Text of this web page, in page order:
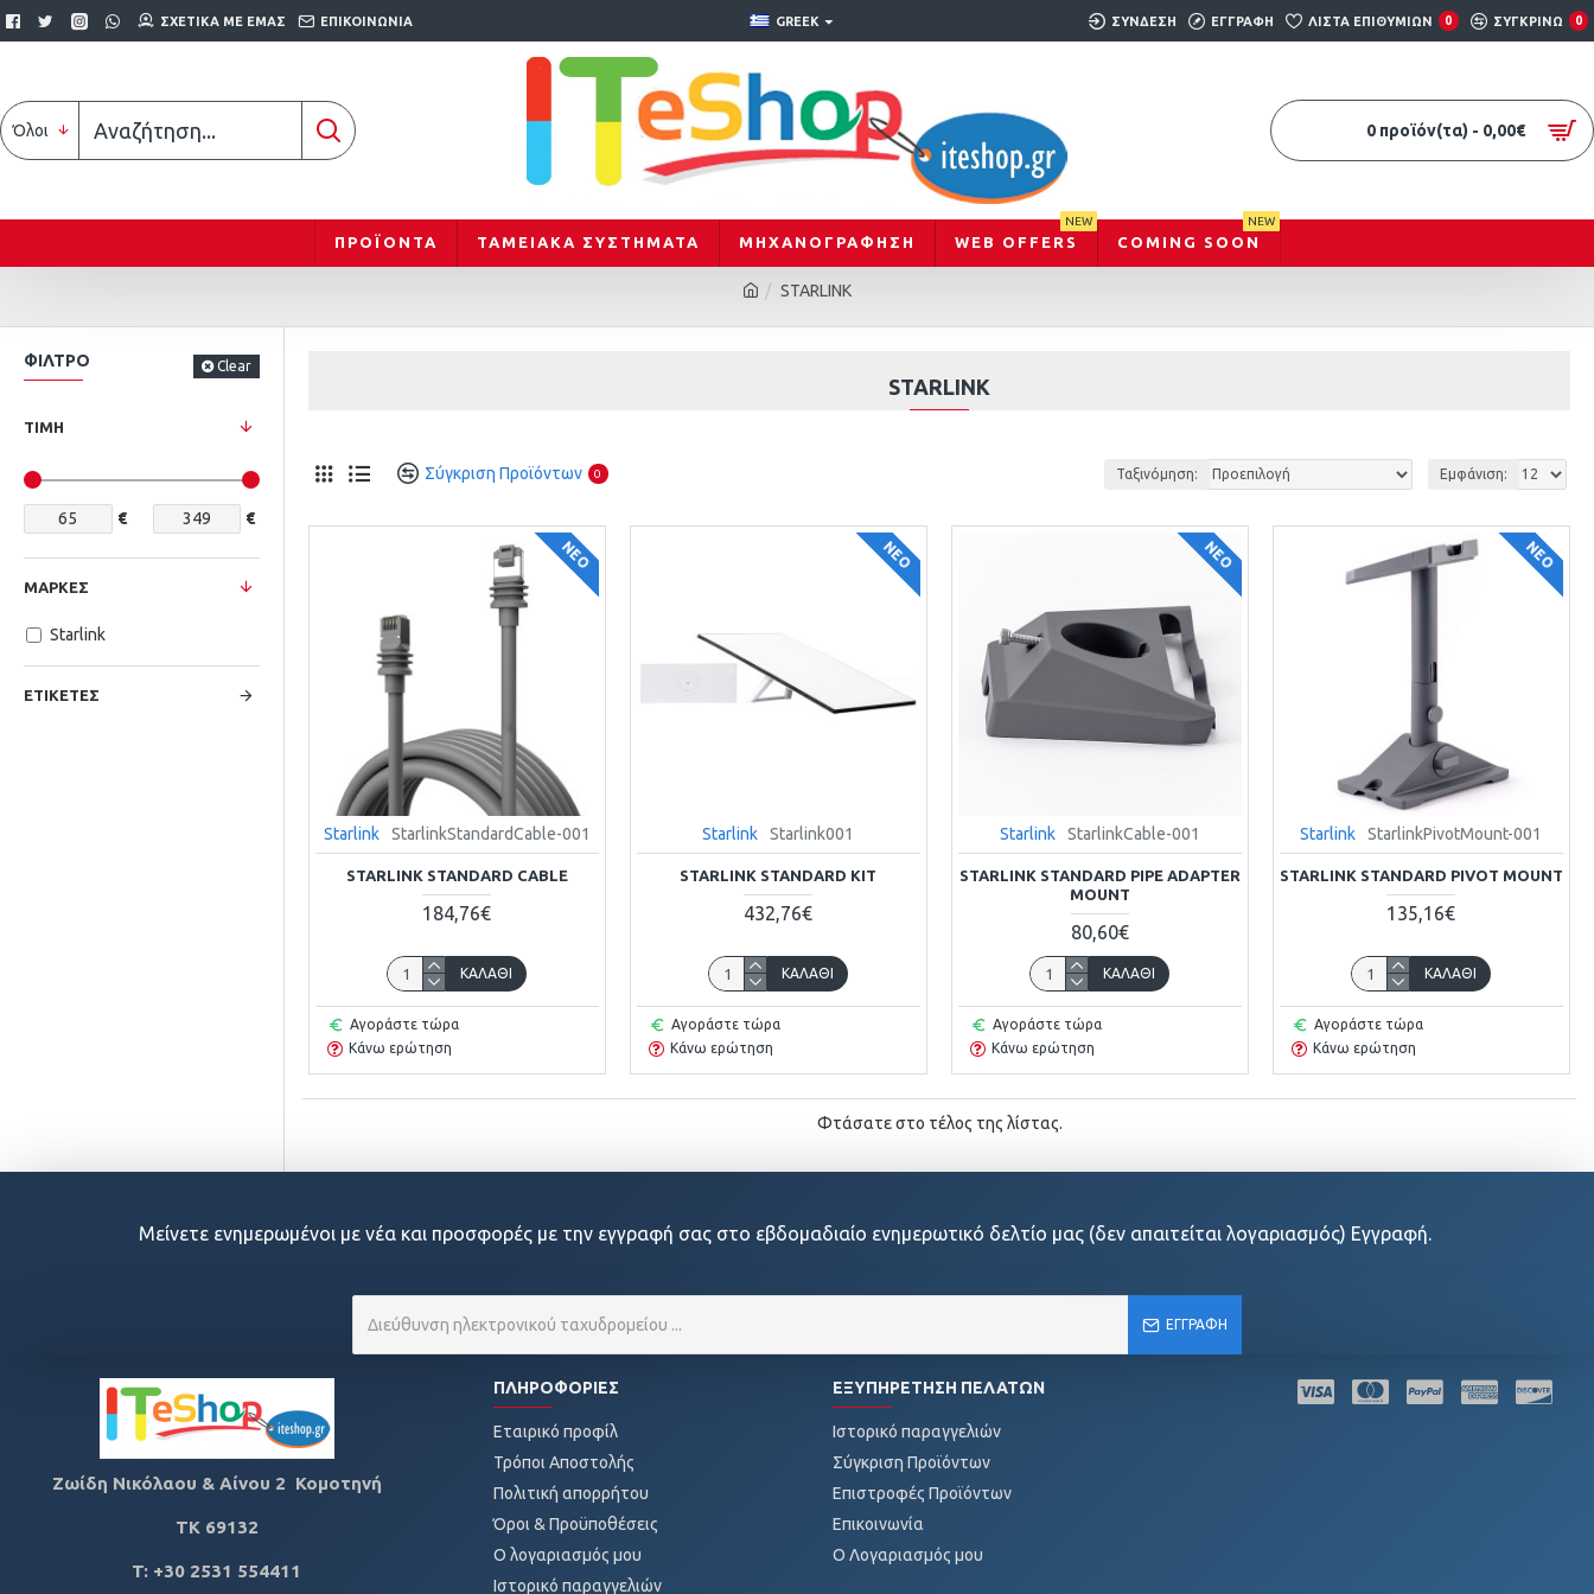
ΣΧΕΤΙΚΆ ΜΕ ΕΜΆΣ ΕΠΙΚΟΙΝΩΝΊΑ GREEK ΣΎΝΔΕΣΗ ΕΓΓΡΑΦΉ ΛΊΣΤΑ ΕΠΙΘΥΜΙΏΝ 0 ΣΥΓΚΡΊΝΩ 0
Όλοι 0 προϊόν(τα) - 0,00€
ΠΡΟΪΟΝΤΑ ΤΑΜΕΙΑΚΑ ΣΥΣΤΗΜΑΤΑ ΜΗΧΑΝΟΓΡΆΦΗΣΗ WEB OFFERS
NEW
COMING SOON
NEW
STARLINK
ΦΊΛΤΡΟ Clear
ΤΙΜΉ
€ €
ΜΆΡΚΕΣ
Starlink
ΕΤΙΚΈΤΕΣ
STARLINK
Σύγκριση Προϊόντων 0 Ταξινόμηση: Εμφάνιση:
ΝΈΟ
Starlink StarlinkStandardCable-001
STARLINK STANDARD CABLE
184,76€
ΚΑΛΆΘΙ
Αγοράστε τώρα
Κάνω ερώτηση
ΝΈΟ
Starlink Starlink001
STARLINK STANDARD KIT
432,76€
ΚΑΛΆΘΙ
Αγοράστε τώρα
Κάνω ερώτηση
ΝΈΟ
Starlink StarlinkCable-001
STARLINK STANDARD PIPE ADAPTER
MOUNT
80,60€
ΚΑΛΆΘΙ
Αγοράστε τώρα
Κάνω ερώτηση
ΝΈΟ
Starlink StarlinkPivotMount-001
STARLINK STANDARD PIVOT MOUNT
135,16€
ΚΑΛΆΘΙ
Αγοράστε τώρα
Κάνω ερώτηση
Φτάσατε στο τέλος της λίστας.
Μείνετε ενημερωμένοι με νέα και προσφορές με την εγγραφή σας στο εβδομαδιαίο ενημερωτικό δελτίο μας (δεν απαιτείται λογαριασμός) Εγγραφή.
ΕΓΓΡΑΦΉ
Ζωίδη Νικόλαου & Αίνου 2 Κομοτηνή
ΤΚ 69132
T: +30 2531 554411
ΠΛΗΡΟΦΟΡΊΕΣ
Εταιρικό προφίλ
Τρόποι Αποστολής
Πολιτική απορρήτου
Όροι & Προϋποθέσεις
Ο λογαριασμός μου
Ιστορικό παραγγελιών
ΕΞΥΠΗΡΈΤΗΣΗ ΠΕΛΑΤΏΝ
Ιστορικό παραγγελιών
Σύγκριση Προϊόντων
Επιστροφές Προϊόντων
Επικοινωνία
O Λογαριασμός μου